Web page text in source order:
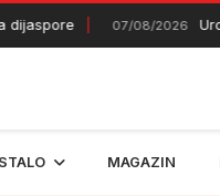
07/08/2026 Urologija
MAGAZIN